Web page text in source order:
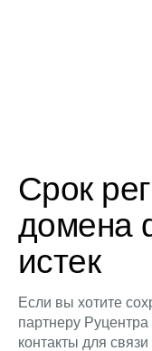
Срок
домена
истек
Если вы хотите
партнеру
контакты для